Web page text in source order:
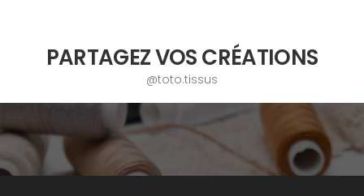
PARTAGEZ VOS CRÉATIONS
@toto.tissus